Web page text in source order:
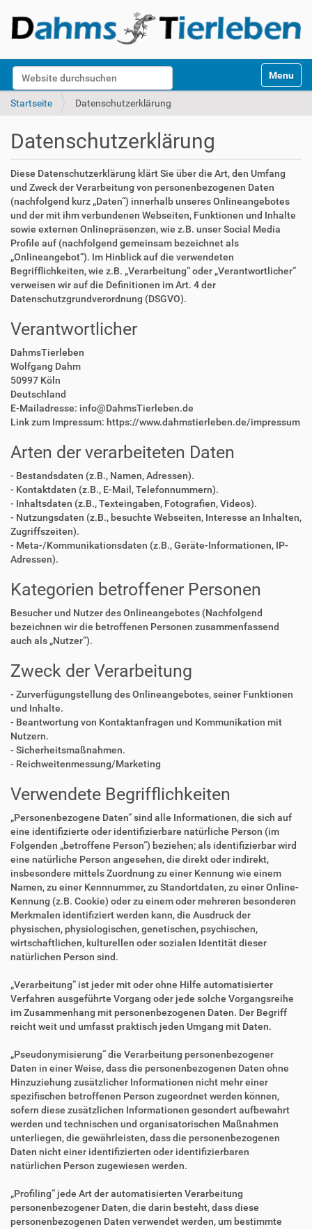
Website durchsuchen
k
Toggle
Startseite Datenschutzerklärung
Datenschutzerklärung
Diese Datenschutzerklärung klärt Sie über die Art, den Umfang
und Zweck der Verarbeitung von personenbezogenen Daten
(nachfolgend kurz „Daten“) innerhalb unseres Onlineangebotes
und der mit ihm verbundenen Webseiten, Funktionen und Inhalte
sowie externen Onlinepräsenzen, wie z.B. unser Social Media
Profile auf (nachfolgend gemeinsam bezeichnet als
„Onlineangebot“). Im Hinblick auf die verwendeten
Begrifflichkeiten, wie z.B. „Verarbeitung“ oder „Verantwortlicher“
verweisen wir auf die Definitionen im Art. 4 der
Datenschutzgrundverordnung (DSGVO).
Verantwortlicher
DahmsTierleben
Wolfgang Dahm
50997 Köln
Deutschland
E-Mailadresse: info@DahmsTierleben.de
Link zum Impressum: https://www.dahmstierleben.de/impressum
Arten der verarbeiteten Daten
- Bestandsdaten (z.B., Namen, Adressen).
- Kontaktdaten (z.B., E-Mail, Telefonnummern).
- Inhaltsdaten (z.B., Texteingaben, Fotografien, Videos).
- Nutzungsdaten (z.B., besuchte Webseiten, Interesse an Inhalten,
Zugriffszeiten).
- Meta-/Kommunikationsdaten (z.B., Geräte-Informationen, IP-
Adressen).
Kategorien betroffener Personen
Besucher und Nutzer des Onlineangebotes (Nachfolgend
bezeichnen wir die betroffenen Personen zusammenfassend
auch als „Nutzer“).
Zweck der Verarbeitung
- Zurverfügungstellung des Onlineangebotes, seiner Funktionen
und Inhalte.
- Beantwortung von Kontaktanfragen und Kommunikation mit
Nutzern.
- Sicherheitsmaßnahmen.
- Reichweitenmessung/Marketing
Verwendete Begrifflichkeiten
„Personenbezogene Daten“ sind alle Informationen, die sich auf
eine identifizierte oder identifizierbare natürliche Person (im
Folgenden „betroffene Person“) beziehen; als identifizierbar wird
eine natürliche Person angesehen, die direkt oder indirekt,
insbesondere mittels Zuordnung zu einer Kennung wie einem
Namen, zu einer Kennnummer, zu Standortdaten, zu einer Online-
Kennung (z.B. Cookie) oder zu einem oder mehreren besonderen
Merkmalen identifiziert werden kann, die Ausdruck der
physischen, physiologischen, genetischen, psychischen,
wirtschaftlichen, kulturellen oder sozialen Identität dieser
natürlichen Person sind.
„Verarbeitung“ ist jeder mit oder ohne Hilfe automatisierter
Verfahren ausgeführte Vorgang oder jede solche Vorgangsreihe
im Zusammenhang mit personenbezogenen Daten. Der Begriff
reicht weit und umfasst praktisch jeden Umgang mit Daten.
„Pseudonymisierung“ die Verarbeitung personenbezogener
Daten in einer Weise, dass die personenbezogenen Daten ohne
Hinzuziehung zusätzlicher Informationen nicht mehr einer
spezifischen betroffenen Person zugeordnet werden können,
sofern diese zusätzlichen Informationen gesondert aufbewahrt
werden und technischen und organisatorischen Maßnahmen
unterliegen, die gewährleisten, dass die personenbezogenen
Daten nicht einer identifizierten oder identifizierbaren
natürlichen Person zugewiesen werden.
„Profiling“ jede Art der automatisierten Verarbeitung
personenbezogener Daten, die darin besteht, dass diese
personenbezogenen Daten verwendet werden, um bestimmte